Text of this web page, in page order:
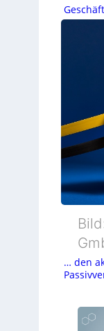
… den